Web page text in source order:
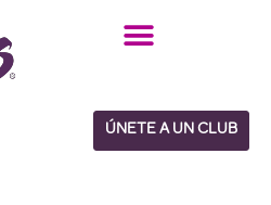
ÚNETE A UN CLUB